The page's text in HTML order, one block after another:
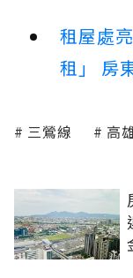
租屋處
租」 房
三鶯線 高